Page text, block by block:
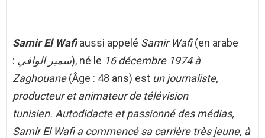
Samir El Wafiaussi appelé Samir Wafi(en arabe
: سمير الوافي), né le 16 décembre 1974 à
Zaghouane(Âge : 48 ans) est un journaliste,
producteur et animateur de télévision
tunisien. Autodidacte et passionné des médias,
Samir El Wafi a commencé sa carrière très jeune, à